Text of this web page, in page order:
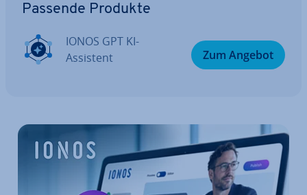
Passende Produkte
IONOS GPT KI-
Assistent
Zum Angebot